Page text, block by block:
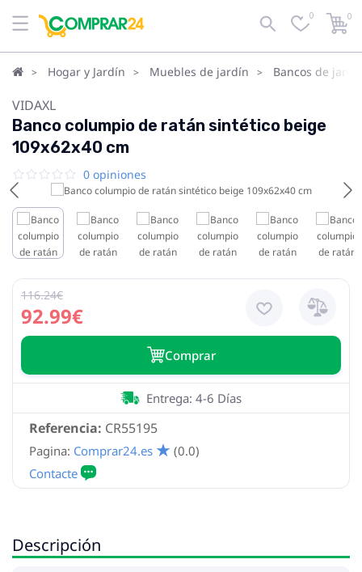
0 0
Hogar y Jardín Muebles de jardín Bancos de
VIDAXL
Banco columpio de ratán sintético beige
109x62x40 cm
0 opiniones
92.99€
116.24€
Сomprar
Referencia: CR55195
Entrega: 4-6 Días
Pagina: Comprar24.es (0.0)
Descripción